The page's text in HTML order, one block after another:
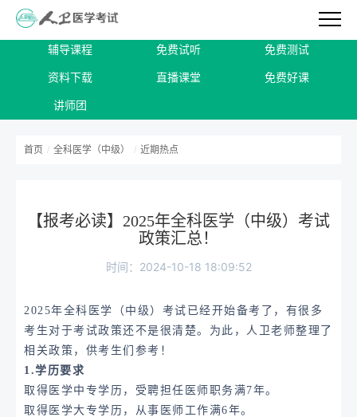
辅导课程 免费试听 免费测试
资料下载 直播课堂 免费好课
讲师团
首页 / 全科医学（中级） / 近期热点
【报考必读】2025年全科医学（中级）考试
政策汇总！
时间：2024-10-18 18:09:52
2025年全科医学（中级）考试已经开始备考了，有很多
考生对于考试政策还不是很清楚。为此，人卫老师整理了
相关政策，供考生们参考！
1.学历要求
取得医学中专学历，受聘担任医师职务满7年。
取得医学大专学历，从事医师工作满6年。